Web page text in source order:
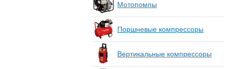
Мотопомпы
Поршневые компрессоры
Вертикальные компрессоры